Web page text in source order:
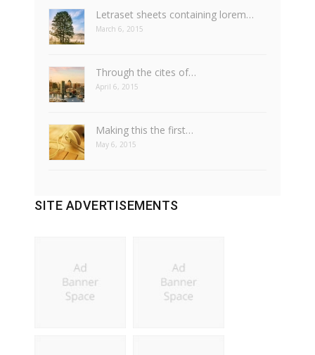
Letraset sheets containing lorem…
March 6, 2015
Through the cites of…
April 6, 2015
Making this the first…
May 6, 2015
SITE ADVERTISEMENTS